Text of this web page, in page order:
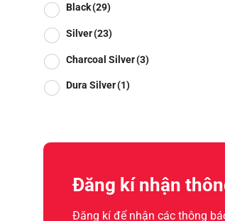
Black(29)
Silver(23)
Charcoal Silver(3)
Dura Silver(1)
Đăng kí nhận
Đăng kí để nhận các thông